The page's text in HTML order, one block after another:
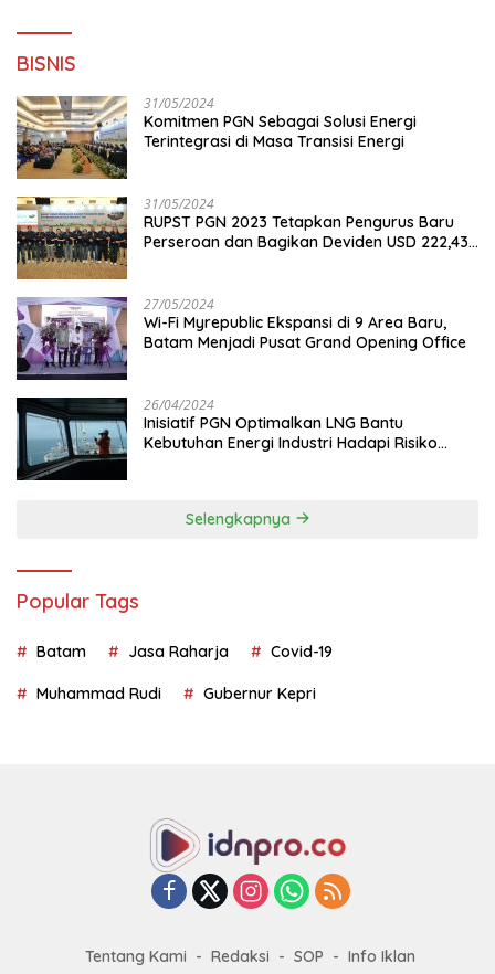
BISNIS
31/05/2024
Komitmen PGN Sebagai Solusi Energi
Terintegrasi di Masa Transisi Energi
31/05/2024
RUPST PGN 2023 Tetapkan Pengurus Baru
Perseroan dan Bagikan Deviden USD 222,43
27/05/2024
Wi-Fi Myrepublic Ekspansi di 9 Area Baru,
Batam Menjadi Pusat Grand Opening Office
26/04/2024
Inisiatif PGN Optimalkan LNG Bantu
Kebutuhan Energi Industri Hadapi Risiko
Selengkapnya
Popular Tags
Batam Jasa Raharja Covid-19
Muhammad Rudi Gubernur Kepri
Tentang Kami Redaksi SOP Info Iklan